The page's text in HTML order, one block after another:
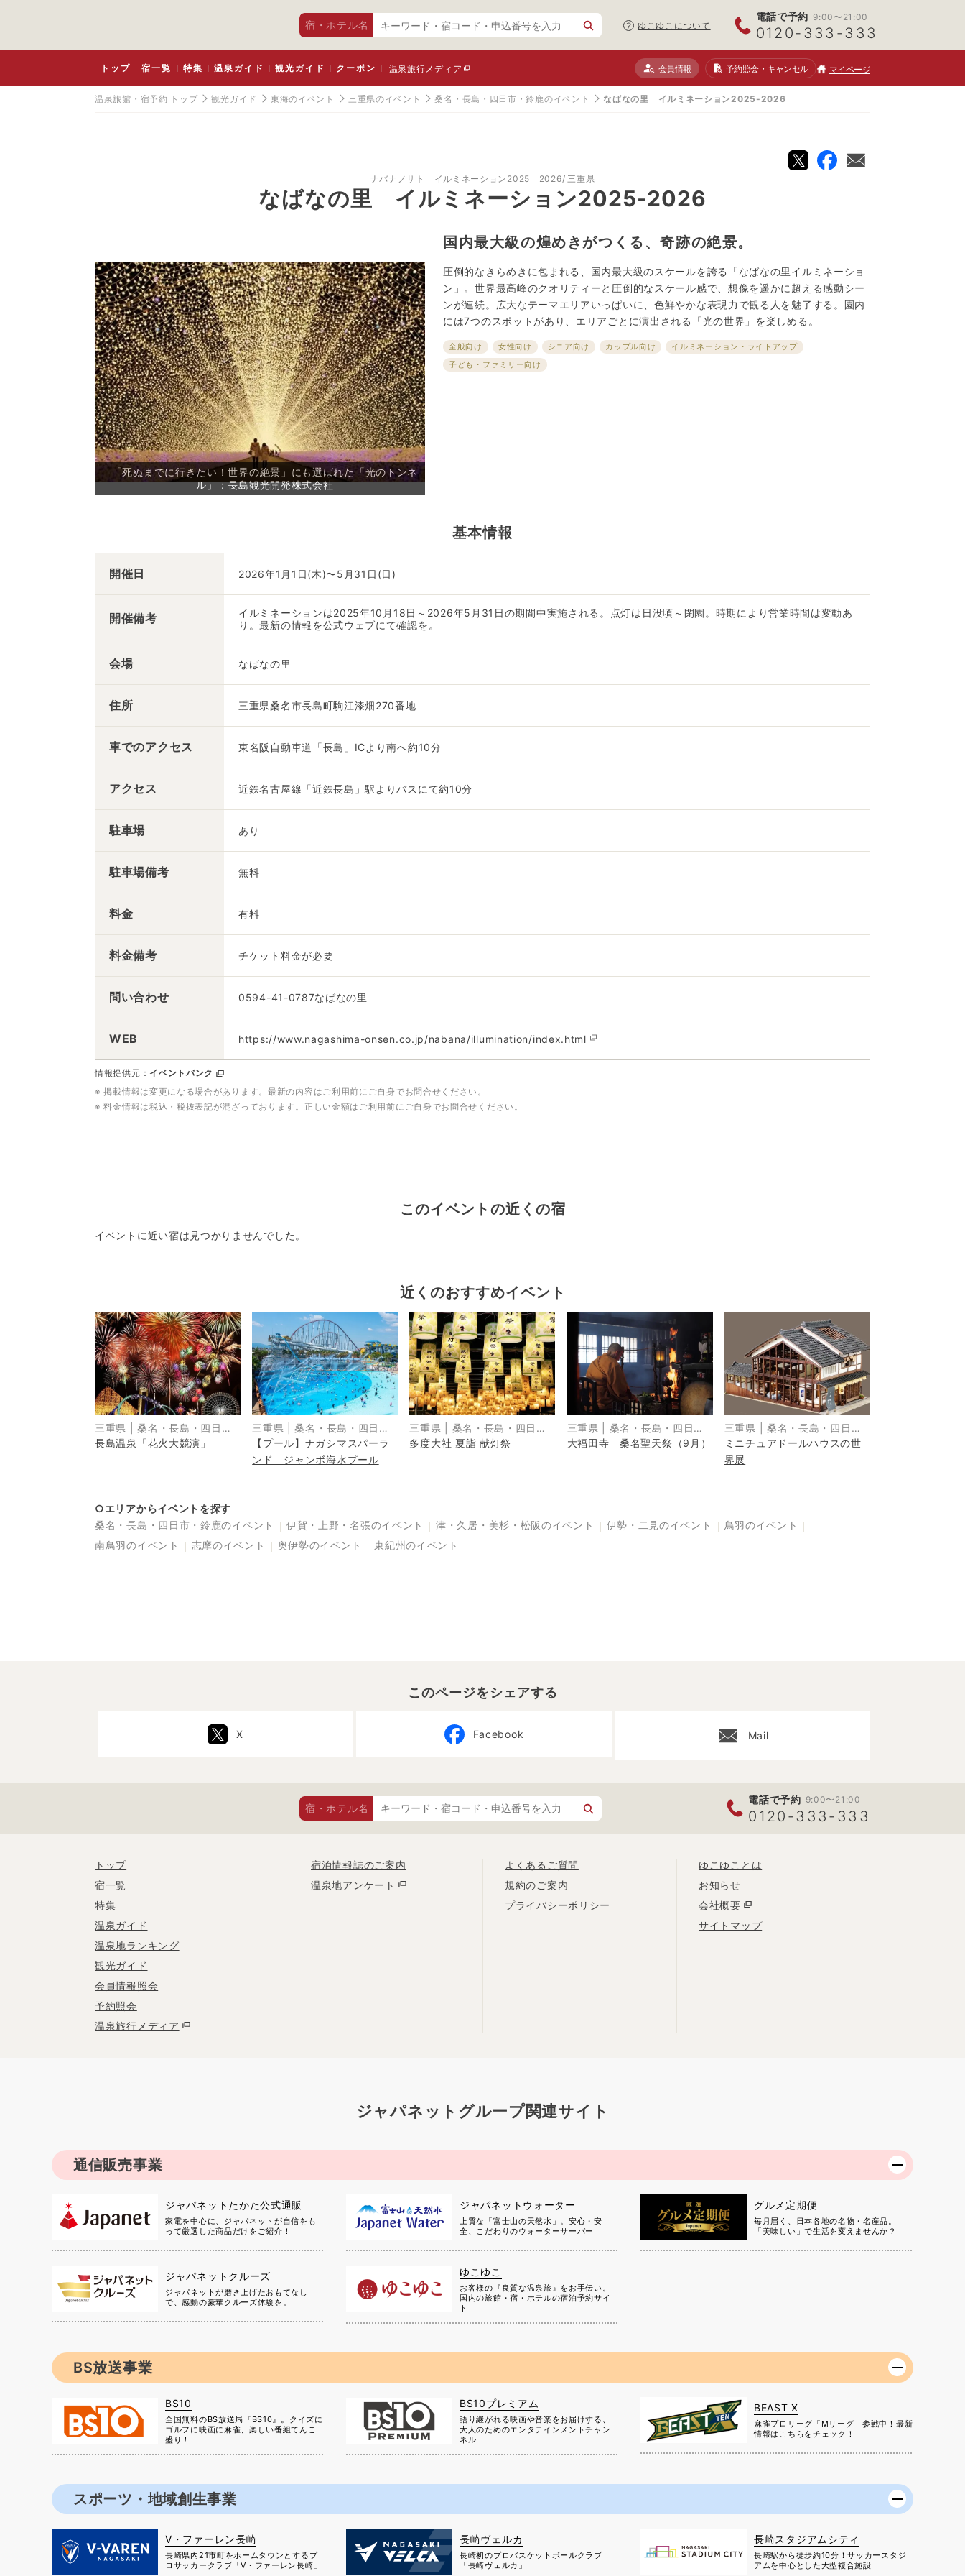
宿・ホテル名 ゆこゆこについて
電話で予約 9:00〜21:00
0120-333-333
トップ 宿一覧 特集 温泉ガイド 観光ガイド クーポン 温泉旅行メディア 会員情報 予約照会・キャンセル マイページ
温泉旅館・宿予約 トップ 観光ガイド 東海のイベント 三重県のイベント 桑名・長島・四日市・鈴鹿のイベント なばなの里 イルミネーション2025-2026
ナバナノサト イルミネーション2025 2026 三重県
なばなの里 イルミネーション2025-2026
「死ぬまでに行きたい！世界の絶景」にも選ばれた「光のトンネ
ル」：長島観光開発株式会社
国内最大級の煌めきがつくる、奇跡の絶景。
圧倒的なきらめきに包まれる、国内最大級のスケールを誇る「なばなの里イルミネーショ
ン」。世界最高峰のクオリティーと圧倒的なスケール感で、想像を遥かに超える感動シー
ンが連続。広大なテーマエリアいっぱいに、色鮮やかな表現力で観る人を魅了する。園内
には7つのスポットがあり、エリアごとに演出される「光の世界」を楽しめる。
全般向け 女性向け シニア向け カップル向け
イルミネーション・ライトアップ
子ども・ファミリー向け
基本情報
開催日 2026年1月1日(木)〜5月31日(日)
開催備考
イルミネーションは2025年10月18日～2026年5月31日の期間中実施される。点灯は日没頃～閉園。時期により営業時間は変動あ
り。最新の情報を公式ウェブにて確認を。
会場 なばなの里
住所 三重県桑名市長島町駒江漆畑270番地
車でのアクセス 東名阪自動車道「長島」ICより南へ約10分
アクセス 近鉄名古屋線「近鉄長島」駅よりバスにて約10分
駐車場 あり
駐車場備考 無料
料金 有料
料金備考 チケット料金が必要
問い合わせ 0594-41-0787なばなの里
WEB https://www.nagashima-onsen.co.jp/nabana/illumination/index.html
情報提供元： イベントバンク
※ 掲載情報は変更になる場合があります。最新の内容はご利用前にご自身でお問合せください。
※ 料金情報は税込・税抜表記が混ざっております。正しい金額はご利用前にご自身でお問合せください。
このイベントの近くの宿
イベントに近い宿は見つかりませんでした。
近くのおすすめイベント
三重県 |桑名・長島・四日
市・湯の山・鈴鹿
長島温泉「花火大競演」
三重県 |桑名・長島・四日
市・湯の山・鈴鹿
【プール】ナガシマスパーラ
ンド ジャンボ海水プール
三重県
桑名・長島・四日
市・湯の山・鈴鹿
多度大社 夏詣 献灯祭
三重県
桑名・長島・四日
市・湯の山・鈴鹿
大福田寺 桑名聖天祭（9月）
三重県
桑名・長島・四日
市・湯の山・鈴鹿
ミニチュアドールハウスの世
界展
○エリアからイベントを探す
桑名・長島・四日市・鈴鹿のイベント 伊賀・上野・名張のイベント 津・久居・美杉・松阪のイベント 伊勢・二見のイベント 鳥羽のイベント
南鳥羽のイベント 志摩のイベント 奥伊勢のイベント 東紀州のイベント
このページをシェアする
X Facebook Mail
宿・ホテル名
電話で予約 9:00〜21:00
0120-333-333
トップ
宿一覧
特集
温泉ガイド
温泉地ランキング
観光ガイド
会員情報照会
予約照会
温泉旅行メディア
宿泊情報誌のご案内
温泉地アンケート
よくあるご質問
規約のご案内
プライバシーポリシー
ゆこゆことは
お知らせ
会社概要
サイトマップ
ジャパネットグループ関連サイト
通信販売事業
ジャパネットたかた公式通販
家電を中心に、ジャパネットが自信をも
って厳選した商品だけをご紹介！
ジャパネットウォーター
上質な「富士山の天然水」。安心・安
全、こだわりのウォーターサーバー
グルメ定期便
毎月届く、日本各地の名物・名産品。
「美味しい」で生活を変えませんか？
ジャパネットクルーズ
ジャパネットが磨き上げたおもてなし
で、感動の豪華クルーズ体験を。
ゆこゆこ
お客様の『良質な温泉旅』をお手伝い。
国内の旅館・宿・ホテルの宿泊予約サイ
ト
BS放送事業
BS10
全国無料のBS放送局『BS10』。クイズに
ゴルフに映画に麻雀、楽しい番組てんこ
盛り！
BS10プレミアム
語り継がれる映画や音楽をお届けする、
大人のためのエンタテインメントチャン
ネル
BEAST X
麻雀プロリーグ「Mリーグ」参戦中！最新
情報はこちらをチェック！
スポーツ・地域創生事業
V・ファーレン長崎
長崎県内21市町をホームタウンとするプ
ロサッカークラブ「V・ファーレン長崎」
長崎ヴェルカ
長崎初のプロバスケットボールクラブ
「長崎ヴェルカ」
長崎スタジアムシティ
長崎駅から徒歩約10分！サッカースタジ
アムを中心とした大型複合施設